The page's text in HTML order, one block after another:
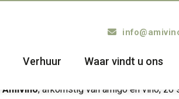
Verhuur Waar vindt u ons
Welkom bij Amivino
Amivino; afkomstig van amigo en vino, zo